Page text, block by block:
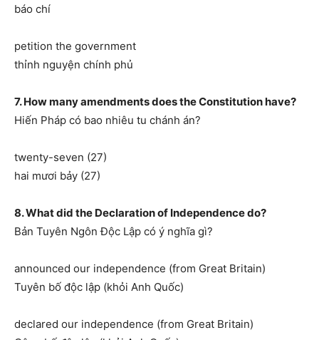
báo chí
petition the government
thỉnh nguyện chính phủ
7. How many amendments does the Constitution have?
Hiến Pháp có bao nhiêu tu chánh án?
twenty-seven (27)
hai mươi bảy (27)
8. What did the Declaration of Independence do?
Bản Tuyên Ngôn Độc Lập có ý nghĩa gì?
announced our independence (from Great Britain)
Tuyên bố độc lập (khỏi Anh Quốc)
declared our independence (from Great Britain)